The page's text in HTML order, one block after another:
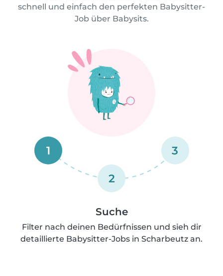
schnell und einfach den perfekten Babysitter-
Job über Babysits.
1
2
3
Suche
Filter nach deinen Bedürfnissen und sieh dir
detaillierte Babysitter-Jobs in Scharbeutz an.